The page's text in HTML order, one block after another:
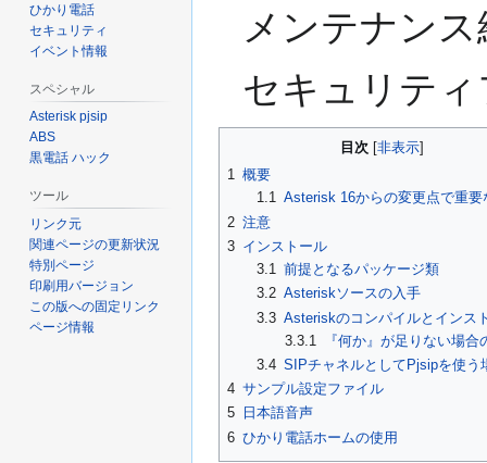
メンテナン
セキュリテ
目次
1 概要
1.1 Asterisk 16からの変更点で重要
2 注意
3 インストール
3.1
前提となるパッケージ類
3.2 Asteriskソースの入手
3.3 Asteriskのコンパイルとインス
3.3.1
『何か』が足りない場合
3.4 SIPチャネルとしてPjsipを使う
4 サンプル設定ファイル
5
日本語音声
6 ひかり電話ホームの使用
ひかり電話
セキュリティ
イベント情報
スペシャル
Asterisk pjsip
ABS
黒電話 ハック
ツール
リンク元
関連ページの更新状況
特別ページ
印刷用バージョン
この版への固定リンク
ページ情報